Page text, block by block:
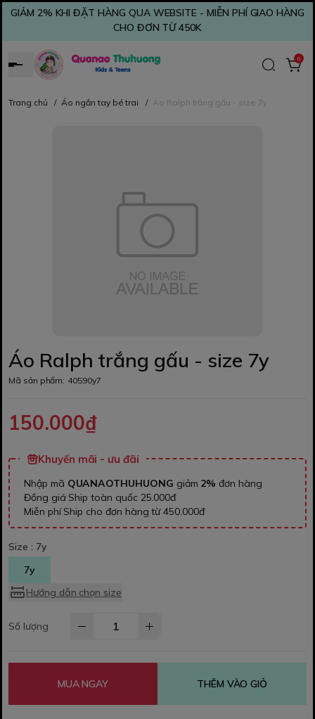
GIẢM 2% KHI ĐẶT HÀNG QUA WEBSITE - MIỄN PHÍ GIAO HÀNG
CHO ĐƠN TỪ 450K
0
Trang chủ / Áo ngắn tay bé trai / Áo Ralph trắng gấu - size 7y
Áo Ralph trắng gấu - size 7y
Mã sản phẩm: 40590y7
150.000₫
Khuyến mãi - ưu đãi
Nhập mã QUANAOTHUHUONG giảm 2% đơn hàng
Đồng giá Ship toàn quốc 25.000đ
Miễn phí Ship cho đơn hàng từ 450.000đ
Size : 7y
7y
Hướng dẫn chọn size
Số lượng
MUA NGAY THÊM VÀO GIỎ